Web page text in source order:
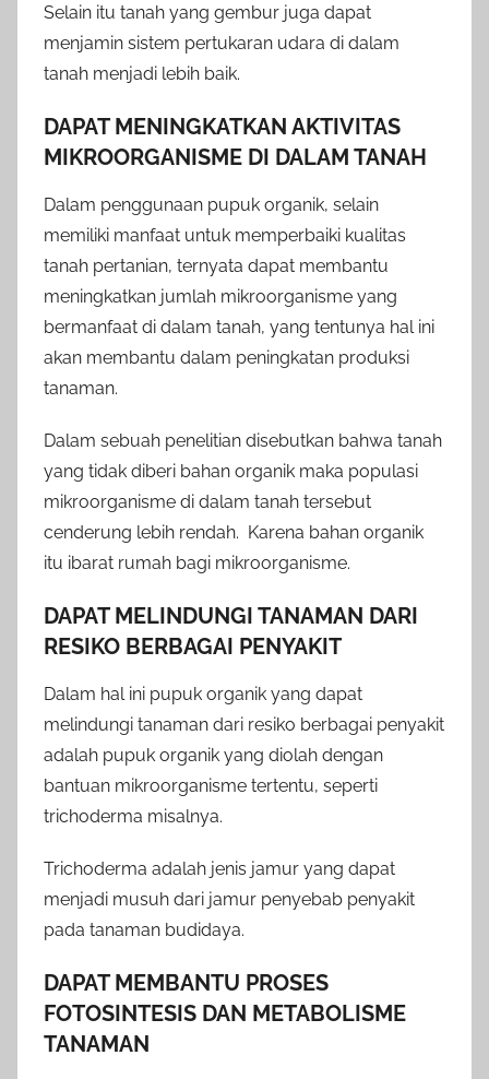
Selain itu tanah yang gembur juga dapat
menjamin sistem pertukaran udara di dalam
tanah menjadi lebih baik.
DAPAT MENINGKATKAN AKTIVITAS
MIKROORGANISME DI DALAM TANAH
Dalam penggunaan pupuk organik, selain
memiliki manfaat untuk memperbaiki kualitas
tanah pertanian, ternyata dapat membantu
meningkatkan jumlah mikroorganisme yang
bermanfaat di dalam tanah, yang tentunya hal ini
akan membantu dalam peningkatan produksi
tanaman.
Dalam sebuah penelitian disebutkan bahwa tanah
yang tidak diberi bahan organik maka populasi
mikroorganisme di dalam tanah tersebut
cenderung lebih rendah. Karena bahan organik
itu ibarat rumah bagi mikroorganisme.
DAPAT MELINDUNGI TANAMAN DARI
RESIKO BERBAGAI PENYAKIT
Dalam hal ini pupuk organik yang dapat
melindungi tanaman dari resiko berbagai penyakit
adalah pupuk organik yang diolah dengan
bantuan mikroorganisme tertentu, seperti
trichoderma misalnya.
Trichoderma adalah jenis jamur yang dapat
menjadi musuh dari jamur penyebab penyakit
pada tanaman budidaya.
DAPAT MEMBANTU PROSES
FOTOSINTESIS DAN METABOLISME
TANAMAN